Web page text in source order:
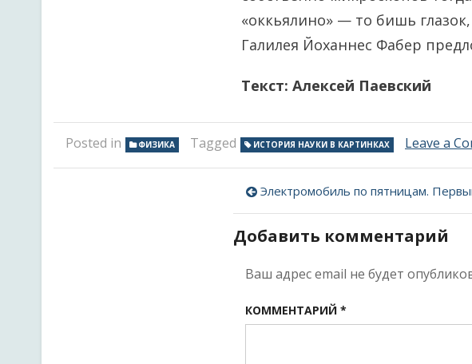
«оккьялино» — то бишь
Галилея Йоханнес Фабер
Текст: Алексей Паевский
Posted in ФИЗИКА Tagged ИСТОРИЯ НАУКИ В КАРТИНКАХ Leave a
Навигация
по
записям
Электромобиль по пятницам.
Добавить комментарий
Ваш адрес email не будет
КОММЕНТАРИЙ *